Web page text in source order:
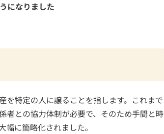
になりました
を特定の人に譲ることを指します。これまで
者との協力体制が必要で、そのため手間と時
に簡略化されました。